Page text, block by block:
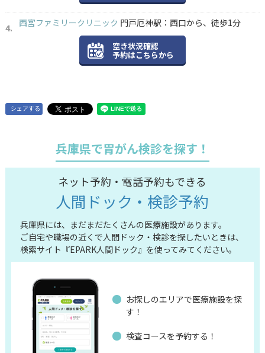
西宮ファミリークリニック 門戸厄神駅：西口から、徒歩1分
空き状況確認
予約はこちらから
シェアする
兵庫県で胃がん検診を探す！
ネット予約・電話予約もできる
人間ドック・検診予約
兵庫県には、まだまだたくさんの医療施設があります。
ご自宅や職場の近くで人間ドック・検診を探したいときは、
検索サイト『EPARK人間ドック』を使ってみてください。
お探しのエリアで医療施設を探
す！
検査コースを予約する！